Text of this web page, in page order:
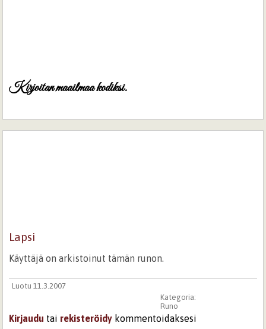
Kirjoitan maailmaa kodiksi.
Lapsi
Käyttäjä on arkistoinut tämän runon.
Luotu 11.3.2007
Kategoria:
Runo
Kirjaudu tai rekisteröidy kommentoidaksesi